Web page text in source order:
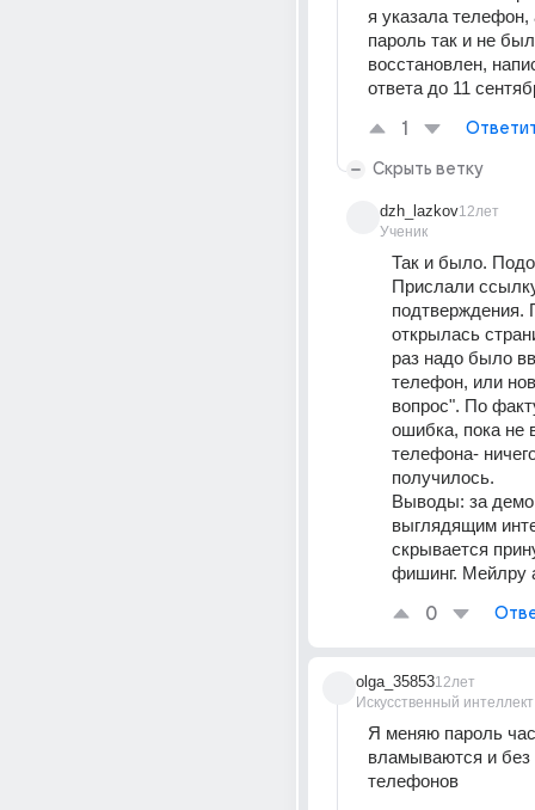
я указала телефон,
пароль так и не был
восстановлен,
ответа до 11
1
Скрыть ветку
dzh_lazkov
Ученик
12лет
Так и было.
Прислали
подтверждения.
открылась
раз надо было
телефон, или
вопрос". По
ошибка, пока не
телефона-
получилось.
Выводы: за
выглядящим
скрывается
фишинг. Мейлру
0
olga_35853
Искусственный интеллект
12лет
Я меняю пароль
вламываются и без
телефонов